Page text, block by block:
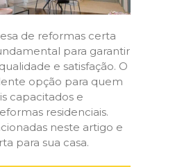
de reformas certa
para garantir
e satisfação. O
opção para quem
capacitados e
residenciais.
neste artigo e
para sua casa.